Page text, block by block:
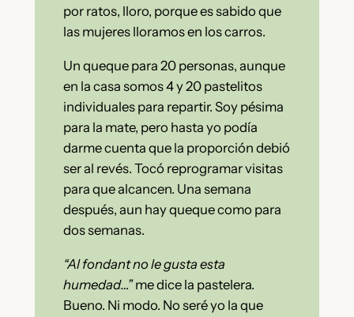
por ratos, lloro, porque es sabido que
las mujeres lloramos en los carros.
Un queque para 20 personas, aunque
en la casa somos 4 y 20 pastelitos
individuales para repartir. Soy pésima
para la mate, pero hasta yo podía
darme cuenta que la proporción debió
ser al revés. Tocó reprogramar visitas
para que alcancen. Una semana
después, aun hay queque como para
dos semanas.
“Al fondant no le gusta esta
humedad…”me dice la pastelera.
Bueno. Ni modo. No seré yo la que